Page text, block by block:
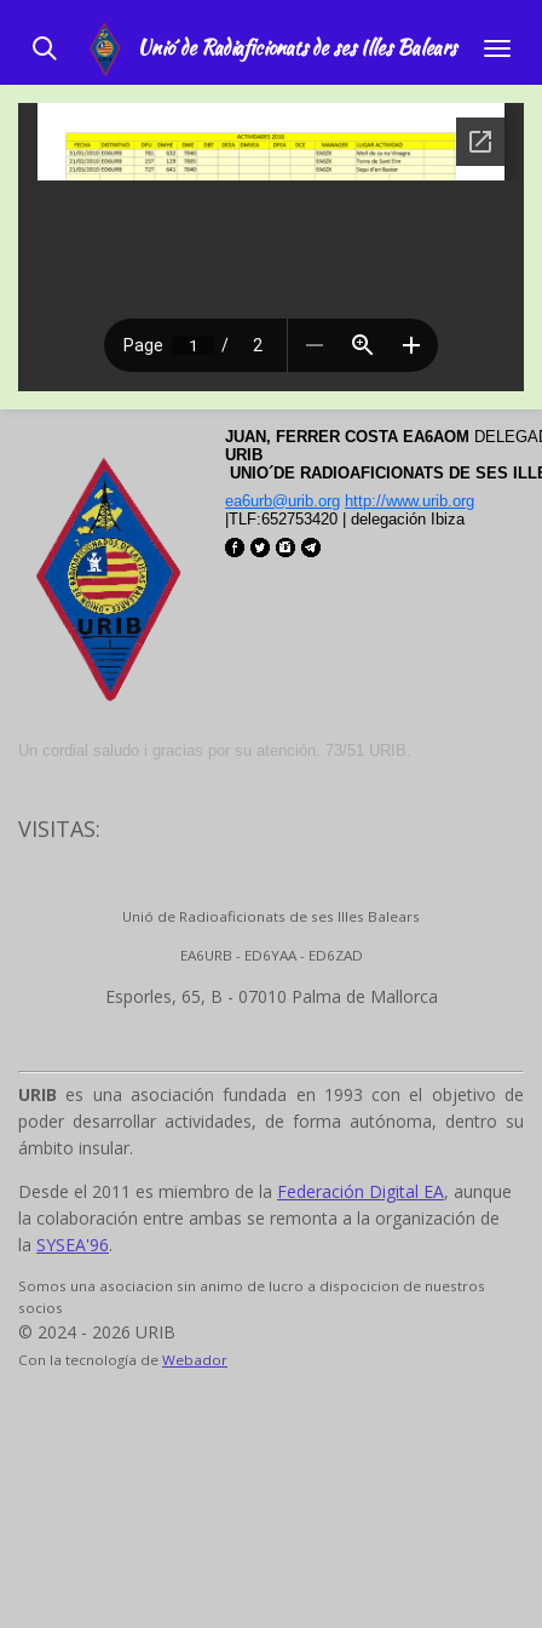
Unio´de Radiaficionats de ses Illes Balears
JUAN , FERRER COSTA EA6AOM
URIB
UNIO´DE RADIOAFICIONATS DE SES
ea6urb@urib.org http://www.urib.org
TLF:652753420 delegación Ibiza
Un cordial saludo i gracias por su atención. 73/51 URIB.
VISITAS:
Unió de Radioaficionats de ses Illes Balears
EA6URB - ED6YAA - ED6ZAD
Esporles, 65, B - 07010 Palma de Mallorca
URIB es una asociación fundada en 1993 con el objetivo de
poder desarrollar actividades, de forma autónoma, dentro su
ámbito insular.
Desde el 2011 es miembro de la Federación Digital EA, aunque
la colaboración entre ambas se remonta a la organización de
la SYSEA'96.
Somos una asociacion sin animo de lucro a dispocicion de nuestros
socios
© 2024 - 2026 URIB
Con la tecnología de Webador